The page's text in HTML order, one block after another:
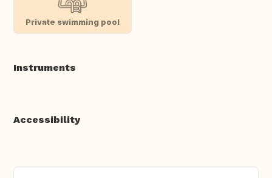
Private swimming pool
Instruments
Accessibility